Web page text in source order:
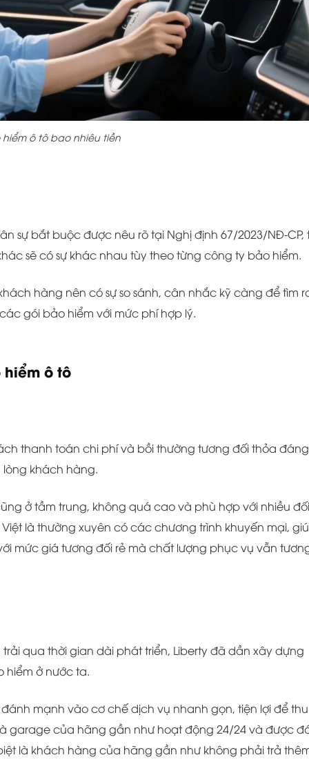
hiểm ô tô bao nhiêu tiền
sự bắt buộc được nêu rõ tại Nghị định 67/2023/NĐ-CP,
sẽ có sự khác nhau tùy theo từng công ty bảo hiểm.
hàng nên có sự so sánh, cân nhắc kỹ càng để tìm
gói bảo hiểm với mức phí hợp lý.
ô tô
thanh toán chi phí và bồi thường tương đối thỏa
khách hàng.
ở tầm trung, không quá cao và phù hợp với nhiều đối
là thường xuyên có các chương trình khuyến mại,
mức giá tương đối rẻ mà chất lượng phục vụ vẫn
qua thời gian dài phát triển, Liberty đã dần xây dựng
hiểm ở nước ta.
mạnh vào cơ chế dịch vụ nhanh gọn, tiện lợi để
garage của hãng gần như hoạt động 24/24 và được
là khách hàng của hãng gần như không phải trả